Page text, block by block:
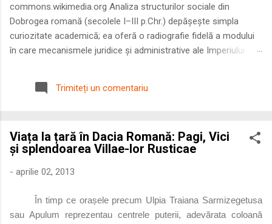
commons.wikimedia.org Analiza structurilor sociale din
Dobrogea romană (secolele I–III p.Chr.) depășește simpla
curiozitate academică; ea oferă o radiografie fidelă a modului
în care mecanismele juridice și administrative ale Imperiului
Într-o epocă în care prosperitatea excepțională a lumii romane
era susținută de o mobilitate socială dinamică și de o libertate
roman – în special a cetățenilor romani ( cives Romani ) în
țesutul urban și rural dobrogean – ne permite să măsurăm cu
precizie profunzimea și ritmul procesului de rom...
Trimiteți un comentariu
Viața la țară în Dacia Romană: Pagi, Vici
și splendoarea Villae-lor Rusticae
- aprilie 02, 2013
În timp ce orașele precum Ulpia Traiana Sarmizegetusa
sau Apulum reprezentau centrele puterii, adevărata coloană